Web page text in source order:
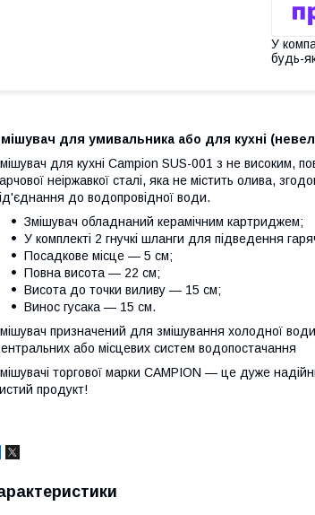
У
будь-
для умивальника або для кухні
для кухні Campion SUS-001 з не високим,
неіржавкої сталі, яка не містить олива,
до водопровідної води.
Змішувач обладнаний керамічним картриджем;
У комплекті 2 гнучкі шланги для підведення
Посадкове місце — 5 см;
Повна висота — 22 см;
Висота до точки виливу — 15 см;
Винос гусака — 15 см.
призначений для змішування холодної
або місцевих систем водопостачання
торгової марки CAMPION — це дуже
продукт!